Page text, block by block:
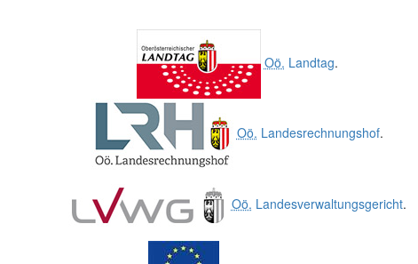
Oö. Landtag.
Oö. Landesrechnungshof.
Oö. Landesverwaltungsgericht.